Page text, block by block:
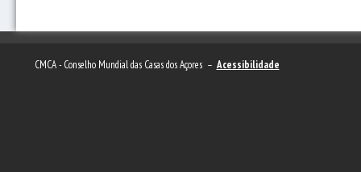
CMCA - Conselho Mundial das Casas dos Açores – Acessibilidade